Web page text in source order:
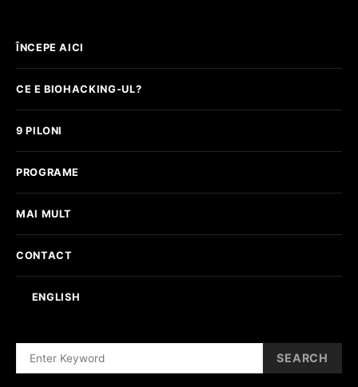
ÎNCEPE AICI
CE E BIOHACKING-UL?
9 PILONI
PROGRAME
MAI MULT
CONTACT
ENGLISH
SEARCH